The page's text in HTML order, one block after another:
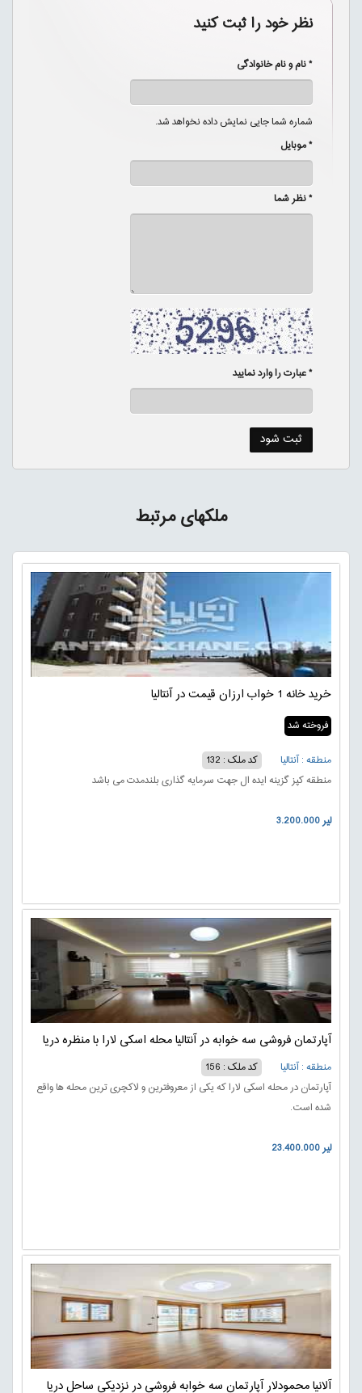
نظر خود را ثبت کنید
* نام و نام خانوادگی
شماره شما جایی نمایش داده نخواهد شد.
* موبایل
* نظر شما
* عبارت را وارد نمایید
ملکهای مرتبط
خرید خانه 1 خواب ارزان قیمت در آنتالیا
فروخته شد
منطقه : آنتالیا
کد ملک : 132
منطقه کپز گزینه ایده ال جهت سرمایه گذاری بلندمدت می باشد
3.200.000 لیر
آپارتمان فروشی سه خوابه در آنتالیا محله اسکی لارا با منظره دریا
منطقه : آنتالیا
کد ملک : 156
آپارتمان در محله اسکی لارا که یکی از معروفترین و لاکچری ترین محله ها واقع
شده است.
23.400.000 لیر
آلانیا محمودلار آپارتمان سه خوابه فروشی در نزدیکی ساحل دریا